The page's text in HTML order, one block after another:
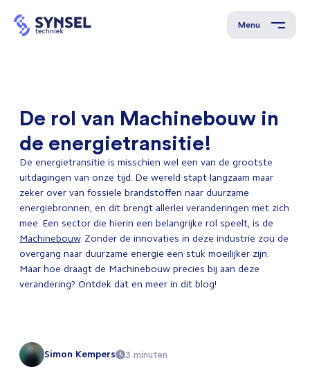
Menu
De rol van Machinebouw in
de energietransitie!
De energietransitie is misschien wel een van de grootste
uitdagingen van onze tijd. De wereld stapt langzaam maar
zeker over van fossiele brandstoffen naar duurzame
energiebronnen, en dit brengt allerlei veranderingen met zich
mee. Een sector die hierin een belangrijke rol speelt, is de
Machinebouw. Zonder de innovaties in deze industrie zou de
overgang naar duurzame energie een stuk moeilijker zijn.
Maar hoe draagt de Machinebouw precies bij aan deze
verandering? Ontdek dat en meer in dit blog!
Simon Kempers 3 minuten